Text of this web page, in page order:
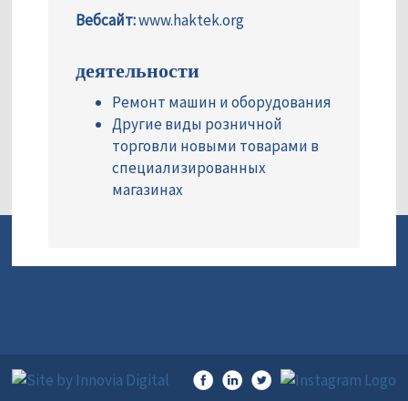
Вебсайт:www.haktek.org
деятельности
Ремонт машин и оборудования
Другие виды розничной
торговли новыми товарами в
специализированных
магазинах